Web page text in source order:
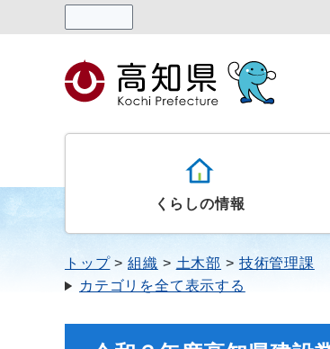
くらしの情報
トップ 組織 土木部
技術管理課
カテゴリを全て表示する